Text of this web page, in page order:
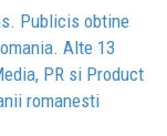
Publicis obtine
Alte 13
PR si Product
romanesti